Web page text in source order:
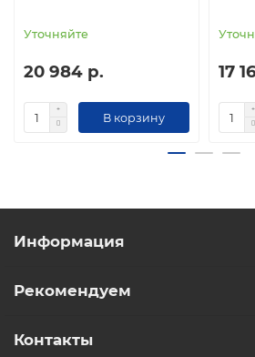
Уточняйте
20 984 р.
В корзину
17
Информация
Рекомендуем
Контакты